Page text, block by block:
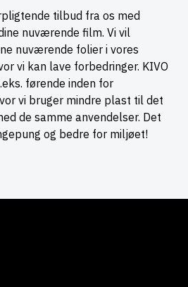
tilbud fra os med
nuværende film. Vi vil
nuværende folier i vores
vi kan lave forbedringer. KIVO
førende inden for
vi bruger mindre plast til det
de samme anvendelser. Det
og bedre for miljøet!